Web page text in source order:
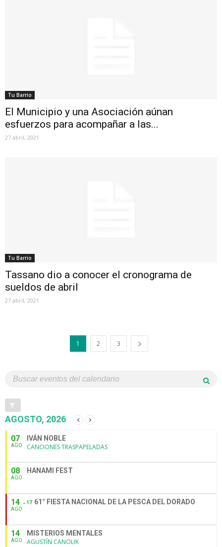
Tu Barrio
El Municipio y una Asociación aúnan
esfuerzos para acompañar a las...
27 abril, 2021
Tu Barrio
Tassano dio a conocer el cronograma de
sueldos de abril
27 abril, 2021
1 2 3
AGOSTO, 2026
07
AGO
IVÁN NOBLE
CANCIONES TRASPAPELADAS
08
AGO
HANAMI FEST
14
AGO
17 61° FIESTA NACIONAL DE LA PESCA DEL DORADO
14
AGO
MISTERIOS MENTALES
AGUSTÍN CANOLIK